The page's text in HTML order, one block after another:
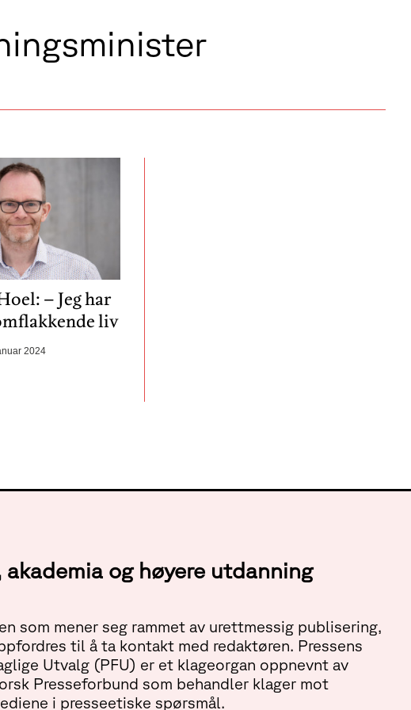
– Jeg har
liv
2024
og høyere utdanning
som mener seg rammet av urettmessig publisering,
til å ta kontakt med redaktøren. Pressens
Utvalg (PFU) er et klageorgan oppnevnt av
Presseforbund som behandler klager mot
i presseetiske spørsmål.